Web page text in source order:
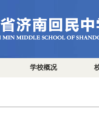
学校概况